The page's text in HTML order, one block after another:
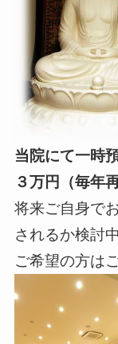
当院にて一時
３万円（毎年
将来ご自身で
されるか検討
ご希望の方は